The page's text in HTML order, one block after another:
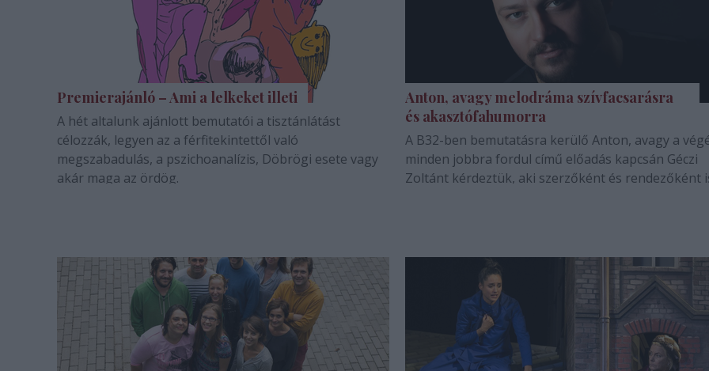
Premierajánló – Ami a lelkeket illeti
A hét altalunk ajánlott bemutatói a tisztánlátást
célozzák, legyen az a férfitekintettől való
megszabadulás, a pszichoanalízis, Döbrögi esete vagy
akár maga az ördög.
Anton, avagy melodráma szívfacsarásra
és akasztófahumorra
A B32-ben bemutatásra kerülő Anton, avagy a
minden jobbra fordul című előadás kapcsán Géczi
Zoltánt kérdeztük, aki szerzőként és rendezőként